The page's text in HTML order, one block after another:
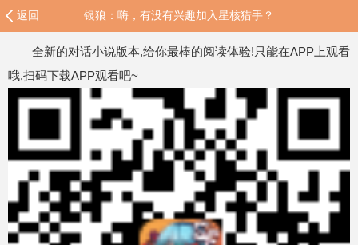
返回 银狼：嗨，有没有兴趣加入星核猎手？
全新的对话小说版本,给你最棒的阅读体验!只能在APP上观看
哦,扫码下载APP观看吧~